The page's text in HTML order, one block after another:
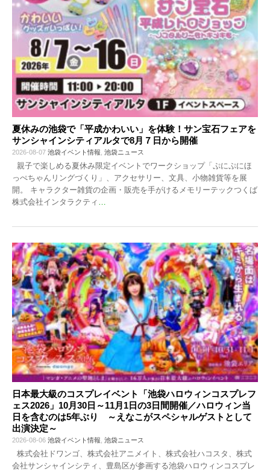
夏休みの池袋で「平成かわいい」を体験！サン宝石フェアを
サンシャインシティアルタで8月７日から開催
2026-08-07 池袋イベント情報 池袋ニュース
親子で楽しめる夏休み限定イベントでワークショップ「ぷにぷにほ
っぺちゃんリングづくり」、アクセサリー、文具、小物雑貨等を展
開。 キャラクター雑貨の企画・販売を手がけるメモリーテックつくば
株式会社インタラクティ …
日本最大級のコスプレイベント「池袋ハロウィンコスプレフ
ェス2026」10月30日～11月1日の3日間開催／ハロウィン当
日を含むのは5年ぶり ～えなこがスペシャルゲストとして
出演決定～
2026-08-06 池袋イベント情報 池袋ニュース
株式会社ドワンゴ、株式会社アニメイト、株式会社ハコスタ、株式
会社サンシャインシティ、豊島区が参画する池袋ハロウィンコスプレ